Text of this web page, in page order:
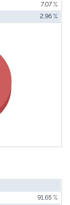
7,07 %
2,96 %
91,65 %